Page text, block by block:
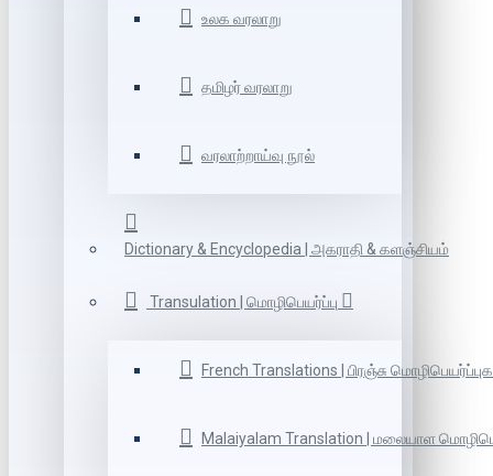
உலக வரலாறு
தமிழர் வரலாறு
வரலாற்றாய்வு நூல்
Dictionary & Encyclopedia | அகராதி & களஞ்சியம்
Transulation | மொழிபெயர்ப்பு
French Translations | பிரஞ்சு
Malaiyalam Translation | மலையாள